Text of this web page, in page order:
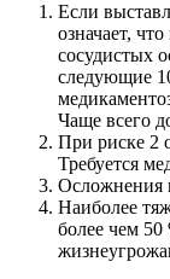
Если
означает,
сосудистых
следующие
Чаще всего
При риске 2
Требуется
Осложнения
Наиболее
более чем